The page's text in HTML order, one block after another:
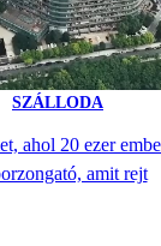
SZÁLLODA
ahol 20 ezer
amit rejt